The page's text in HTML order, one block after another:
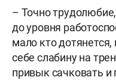
– Точно
до уровня
мало кто
себе слабину на
привык сачковать